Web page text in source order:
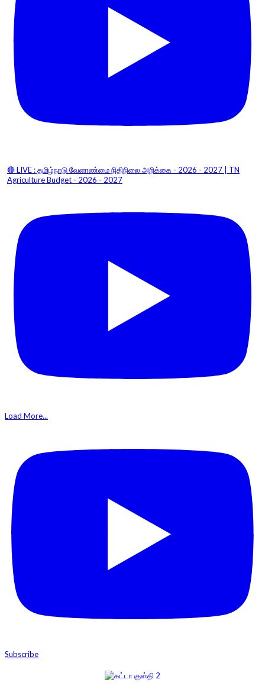
🔴 LIVE : தமிழ்நாடு வேளாண்மை நிதிநிலை அறிக்கை - 2026 - 2027 | TN
Agriculture Budget - 2026 - 2027
Load More...
Subscribe